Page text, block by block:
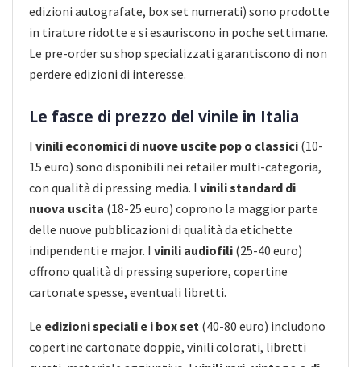
edizioni autografate, box set numerati) sono prodotte
in tirature ridotte e si esauriscono in poche settimane.
Le pre-order su shop specializzati garantiscono di non
perdere edizioni di interesse.
Le fasce di prezzo del vinile in Italia
I vinili economici di nuove uscite pop o classici (10-
15 euro) sono disponibili nei retailer multi-categoria,
con qualità di pressing media. I vinili standard di
nuova uscita (18-25 euro) coprono la maggior parte
delle nuove pubblicazioni di qualità da etichette
indipendenti e major. I vinili audiofili (25-40 euro)
offrono qualità di pressing superiore, copertine
cartonate spesse, eventuali libretti.
Le edizioni speciali e i box set (40-80 euro) includono
copertine cartonate doppie, vinili colorati, libretti